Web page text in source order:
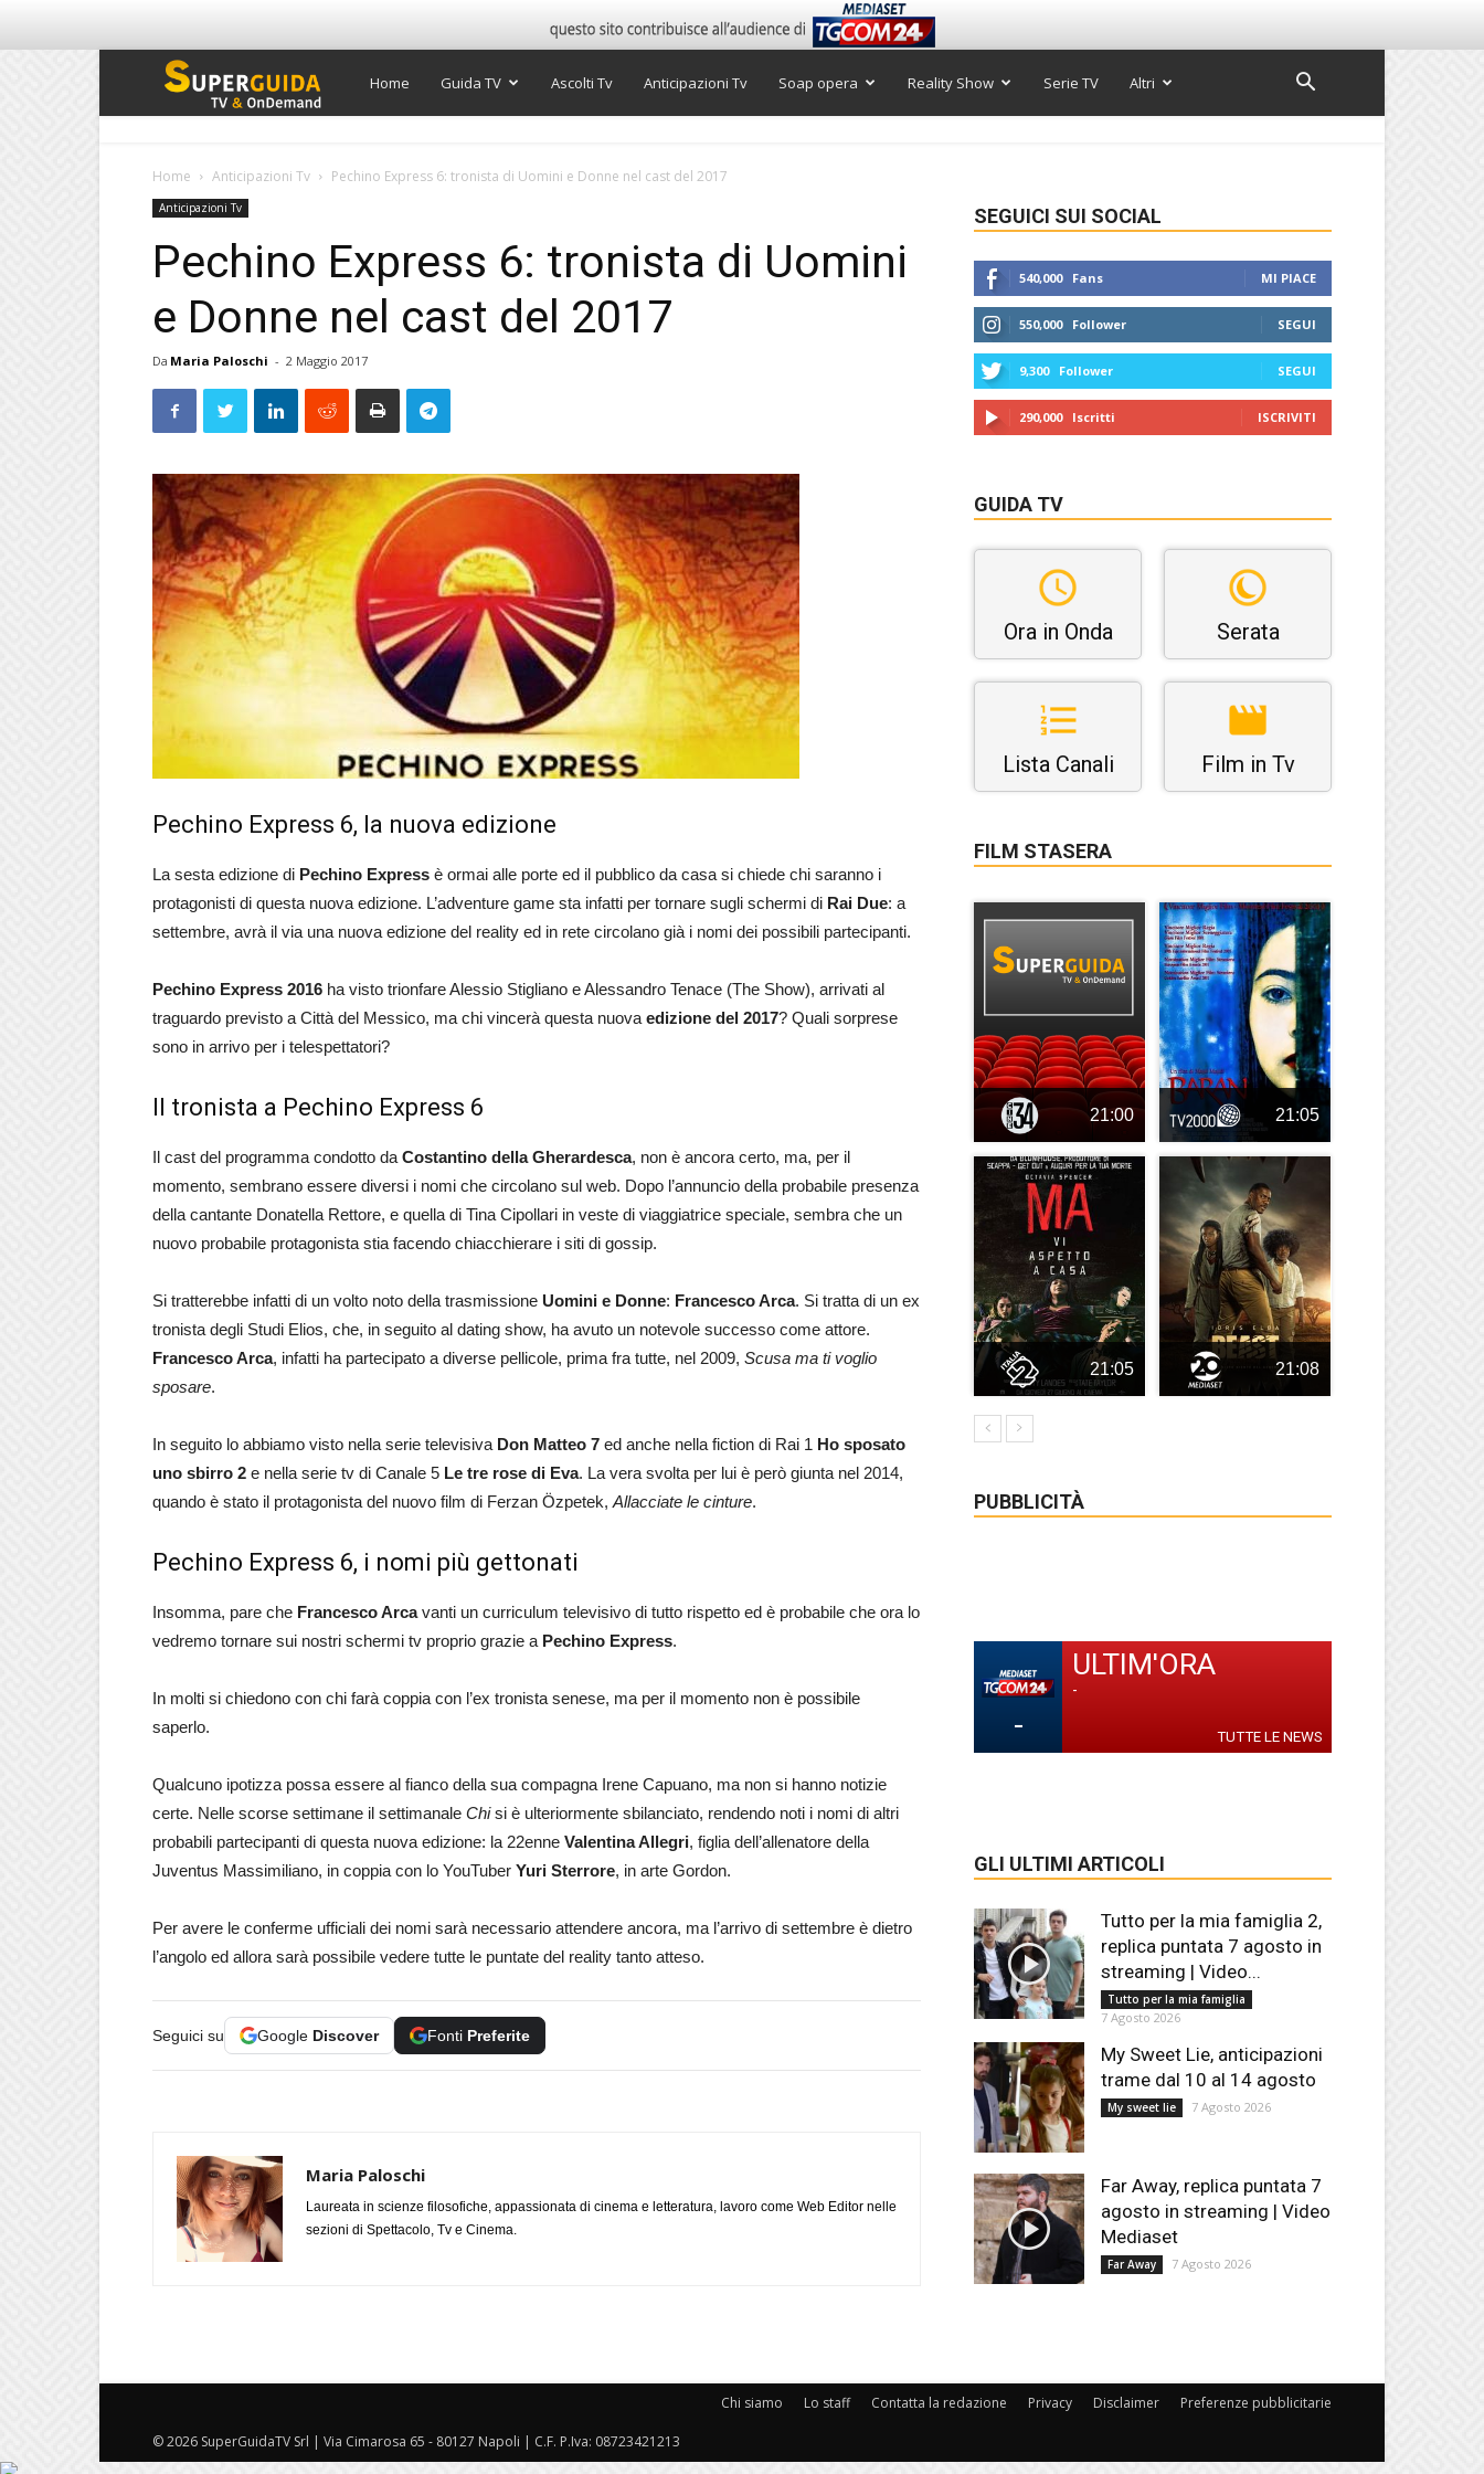
Super
Home Guida TV Ascolti Tv Anticipazioni Tv Soap opera Reality Show Serie TV Altri
Home Anticipazioni Tv Pechino Express 6: tronista di Uomini e Donne nel cast del 2017
Anticipazioni Tv
Pechino Express 6: tronista di Uomini
e Donne nel cast del 2017
Da Maria Paloschi - 2 Maggio 2017
Pechino Express 6, la nuova edizione
La sesta edizione di Pechino Express è ormai alle porte ed il pubblico da casa si chiede chi saranno i
protagonisti di questa nuova edizione. L’adventure game sta infatti per tornare sugli schermi di Rai Due: a
settembre, avrà il via una nuova edizione del reality ed in rete circolano già i nomi dei possibili partecipanti.
Pechino Express 2016 ha visto trionfare Alessio Stigliano e Alessandro Tenace (The Show), arrivati al
traguardo previsto a Città del Messico, ma chi vincerà questa nuova edizione del 2017? Quali sorprese
sono in arrivo per i telespettatori?
Il tronista a Pechino Express 6
Il cast del programma condotto da Costantino della Gherardesca, non è ancora certo, ma, per il
momento, sembrano essere diversi i nomi che circolano sul web. Dopo l’annuncio della probabile presenza
della cantante Donatella Rettore, e quella di Tina Cipollari in veste di viaggiatrice speciale, sembra che un
nuovo probabile protagonista stia facendo chiacchierare i siti di gossip.
Si tratterebbe infatti di un volto noto della trasmissione Uomini e Donne: Francesco Arca. Si tratta di un ex
tronista degli Studi Elios, che, in seguito al dating show, ha avuto un notevole successo come attore.
Francesco Arca, infatti ha partecipato a diverse pellicole, prima fra tutte, nel 2009, Scusa ma ti voglio
sposare.
In seguito lo abbiamo visto nella serie televisiva Don Matteo 7 ed anche nella fiction di Rai 1 Ho sposato
uno sbirro 2 e nella serie tv di Canale 5 Le tre rose di Eva. La vera svolta per lui è però giunta nel 2014,
quando è stato il protagonista del nuovo film di Ferzan Özpetek, Allacciate le cinture.
Pechino Express 6, i nomi più gettonati
Insomma, pare che Francesco Arcavanti un curriculum televisivo di tutto rispetto ed è probabile che ora lo
vedremo tornare sui nostri schermi tv proprio grazie a Pechino Express.
In molti si chiedono con chi farà coppia con l’ex tronista senese, ma per il momento non è possibile
saperlo.
Qualcuno ipotizza possa essere al fianco della sua compagna Irene Capuano, ma non si hanno notizie
certe. Nelle scorse settimane il settimanale Chisi è ulteriormente sbilanciato, rendendo noti i nomi di altri
probabili partecipanti di questa nuova edizione: la 22enne Valentina Allegri, figlia dell’allenatore della
Juventus Massimiliano, in coppia con lo YouTuber Yuri Sterrore, in arte Gordon.
Per avere le conferme ufficiali dei nomi sarà necessario attendere ancora, ma l’arrivo di settembre è dietro
l’angolo ed allora sarà possibile vedere tutte le puntate del reality tanto atteso.
Seguici su Google Discover Fonti Preferite
Maria Paloschi
Laureata in scienze filosofiche, appassionata di cinema e letteratura, lavoro come Web Editor nelle
sezioni di Spettacolo, Tv e Cinema.
SEGUICI SUI SOCIAL
540,000 Fans MI PIACE
550,000 Follower SEGUI
9,300 Follower SEGUI
290,000 Iscritti ISCRIVITI
GUIDA TV
Ora in Onda Serata
Lista Canali Film in Tv
FILM STASERA
21:00 21:05
21:05 21:08
PUBBLICITÀ
-
ULTIM'ORA
-
TUTTE LE NEWS
GLI ULTIMI ARTICOLI
Tutto per la mia famiglia 2,
replica puntata 7 agosto in
streaming | Video...
Tutto per la mia famiglia
7 Agosto 2026
My Sweet Lie, anticipazioni
trame dal 10 al 14 agosto
My sweet lie 7 Agosto 2026
Far Away, replica puntata 7
agosto in streaming | Video
Mediaset
Far Away 7 Agosto 2026
Chi siamo Lo staff Contatta la redazione Privacy Disclaimer Preferenze pubblicitarie
© 2026 SuperGuidaTV Srl | Via Cimarosa 65 - 80127 Napoli | C.F. P.Iva: 08723421213